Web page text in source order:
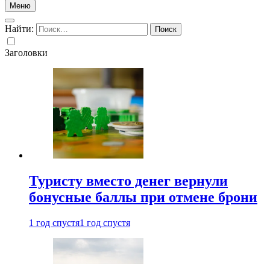
Меню
Найти:
Заголовки
Туристу вместо денег вернули
бонусные баллы при отмене брони
1 год спустя1 год спустя